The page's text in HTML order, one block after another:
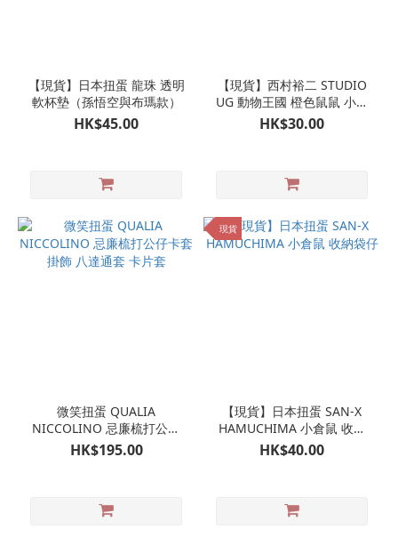
【現貨】日本扭蛋 龍珠 透明
軟杯墊（孫悟空與布瑪款）
HK$45.00
【現貨】西村裕二 STUDIO
UG 動物王國 橙色鼠鼠 小鼠
金田小狐狸 吊飾掛飾 日本扭
HK$30.00
微笑扭蛋 QUALIA
NICCOLINO 忌廉梳打公仔
卡套掛飾 八達通套 卡片套
HK$195.00
現貨
【現貨】日本扭蛋 SAN-X
HAMUCHIMA 小倉鼠 收納
袋仔
HK$40.00